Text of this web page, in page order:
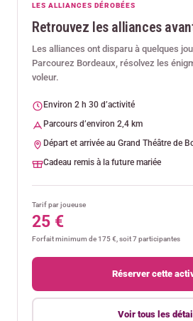
LES ALLIANCES DÉROBÉES
Retrouvez les alliances
Les alliances ont disparu à quelques
Parcourez Bordeaux, résolvez les
voleur.
Environ 2 h 30 d’activité
Parcours d’environ 2,4 km
Départ et arrivée au Grand Théâtre de
Cadeau remis à la future mariée
Tarif par joueuse
25 €
Forfait minimum de 175 €, soit 7 participantes
Réserver cette
Voir tous les